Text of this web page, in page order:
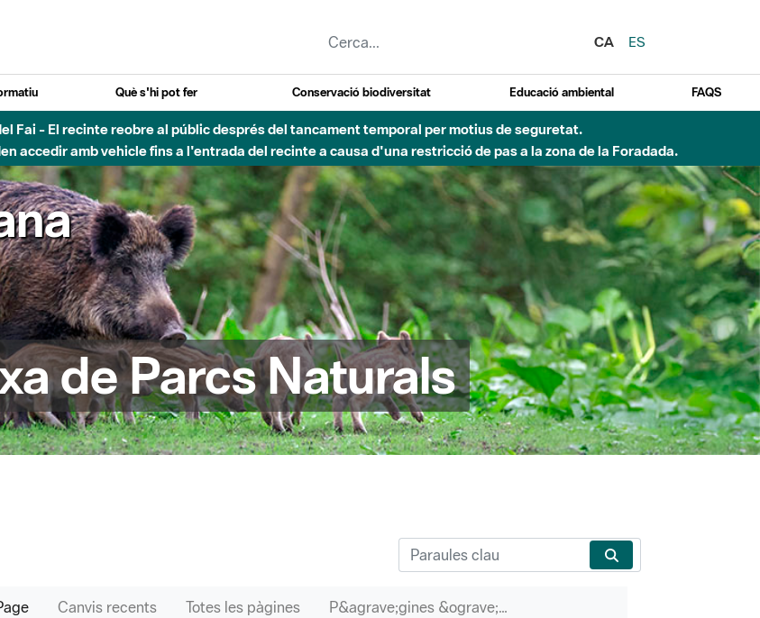
CA
ES
Què s'hi pot fer Conservació biodiversitat Educació ambiental FAQS
Fai - El recinte reobre al públic després del tancament temporal per motius de seguretat.
accedir amb vehicle fins a l'entrada del recinte a causa d'una restricció de pas a la zona de la Foradada.
de Parcs Naturals
Canvis recents Totes les pàgines P&agrave;gines &ograve;rfenes